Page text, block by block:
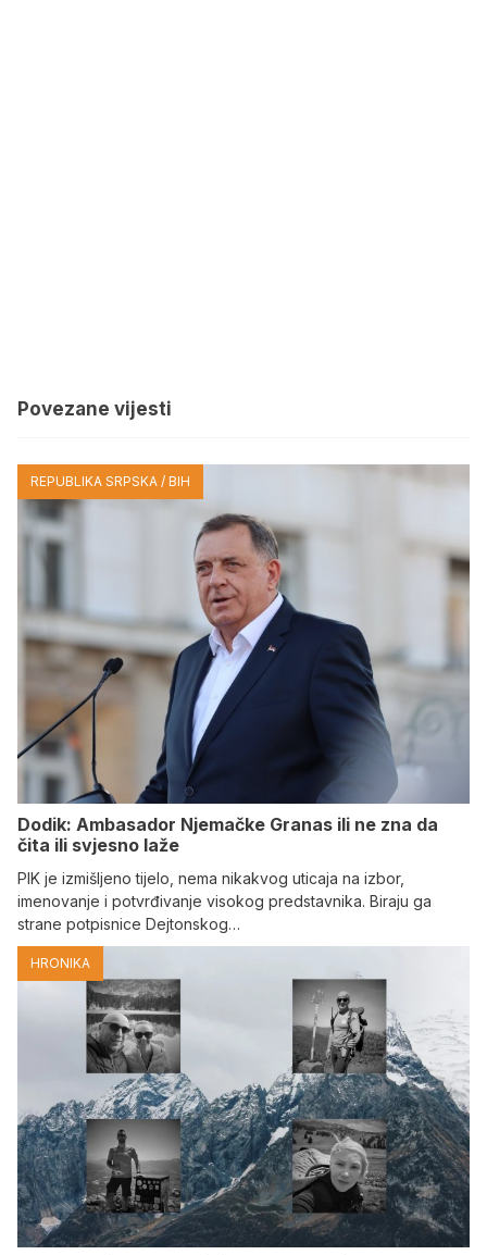
Povezane vijesti
REPUBLIKA SRPSKA / BIH
Dodik: Ambasador Njemačke Granas ili ne zna da
čita ili svjesno laže
PIK je izmišljeno tijelo, nema nikakvog uticaja na izbor,
imenovanje i potvrđivanje visokog predstavnika. Biraju ga
strane potpisnice Dejtonskog…
HRONIKA